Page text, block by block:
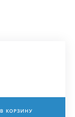
В КОРЗИНУ